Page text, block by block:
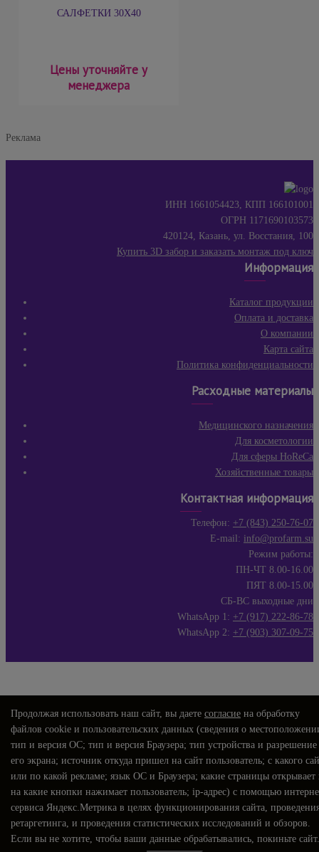
САЛФЕТКИ 30Х40
Цены уточняйте у
менеджера
Реклама
ИНН 1661054423, КПП 166101001
ОГРН 1171690103573
420124, Казань, ул. Восстания, 100
Купить 3D забор и заказать монтаж под ключ
Информация
Каталог продукции
Оплата и доставка
О компании
Карта сайта
Политика конфиденциальности
Расходные материалы
Медицинского назначения
Для косметологии
Для сферы HoReCa
Хозяйственные товары
Контактная информация
Телефон: +7 (843) 250-76-07
E-mail: info@profarm.su
Режим работы:
ПН-ЧТ 8.00-16.00
ПЯТ 8.00-15.00
СБ-ВС выходные дни
WhatsApp 1: +7 (917) 222-86-78
WhatsApp 2: +7 (903) 307-09-75
Продолжая использовать наш сайт, вы даете согласие на обработку
файлов cookie и пользовательских данных (сведения о
тип и версия ОС; тип и версия Браузера; тип устройства и разрешение
его экрана; источник откуда пришел на сайт пользователь; с какого
или по какой рекламе; язык ОС и Браузера; какие страницы открывает
на какие кнопки нажимает пользователь; ip-адрес) с помощью
сервиса Яндекс.Метрика в целях функционирования сайта,
ретаргетинга, и проведения статистических исследований и обзоров.
Если вы не хотите, чтобы ваши данные обрабатывались, покиньте сайт.